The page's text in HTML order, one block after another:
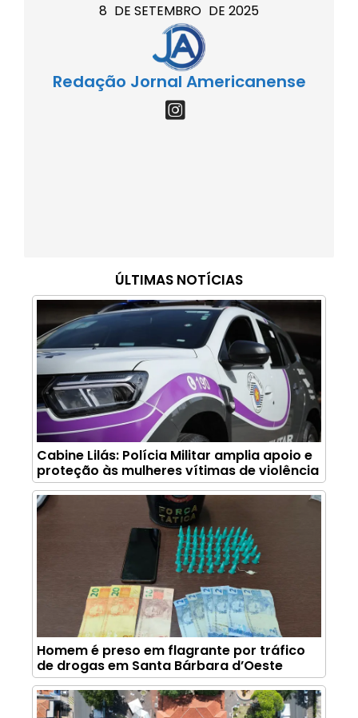
8 DE SETEMBRO DE 2025
Redação Jornal Americanense
ÚLTIMAS NOTÍCIAS
Cabine Lilás: Polícia Militar amplia apoio e
proteção às mulheres vítimas de violência
Homem é preso em flagrante por tráfico
de drogas em Santa Bárbara d’Oeste